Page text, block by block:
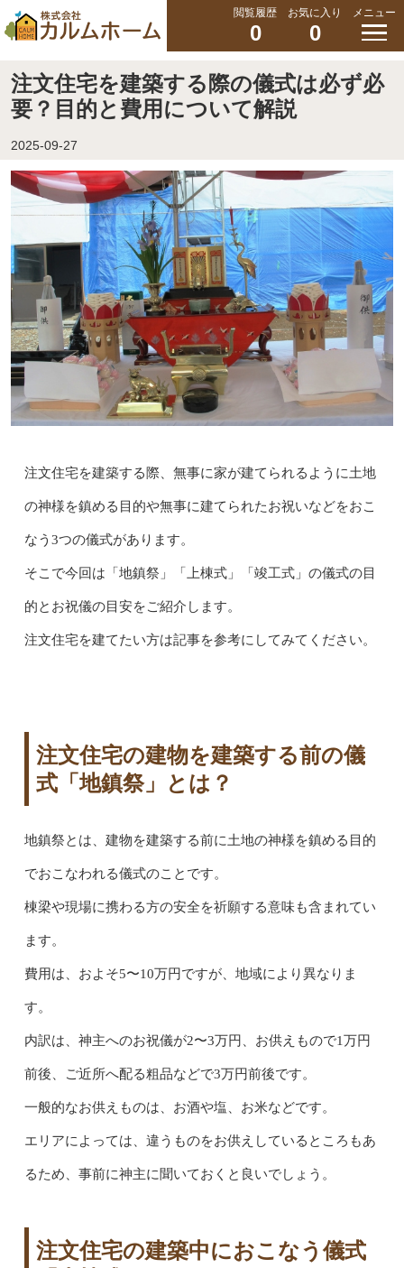
閲覧履歴
0
お気に入り
0
メニュー
注文住宅を建築する際の儀式は必ず必
要？目的と費用について解説
2025-09-27
注文住宅を建築する際、無事に家が建てられるように土地
の神様を鎮める目的や無事に建てられたお祝いなどをおこ
なう3つの儀式があります。
そこで今回は「地鎮祭」「上棟式」「竣工式」の儀式の目
的とお祝儀の目安をご紹介します。
注文住宅を建てたい方は記事を参考にしてみてください。
注文住宅の建物を建築する前の儀
式「地鎮祭」とは？
地鎮祭とは、建物を建築する前に土地の神様を鎮める目的
でおこなわれる儀式のことです。
棟梁や現場に携わる方の安全を祈願する意味も含まれてい
ます。
費用は、およそ5〜10万円ですが、地域により異なりま
す。
内訳は、神主へのお祝儀が2〜3万円、お供えもので1万円
前後、ご近所へ配る粗品などで3万円前後です。
一般的なお供えものは、お酒や塩、お米などです。
エリアによっては、違うものをお供えしているところもあ
るため、事前に神主に聞いておくと良いでしょう。
注文住宅の建築中におこなう儀式